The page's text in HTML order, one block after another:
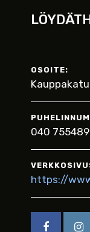
OSOITE:
040
https://